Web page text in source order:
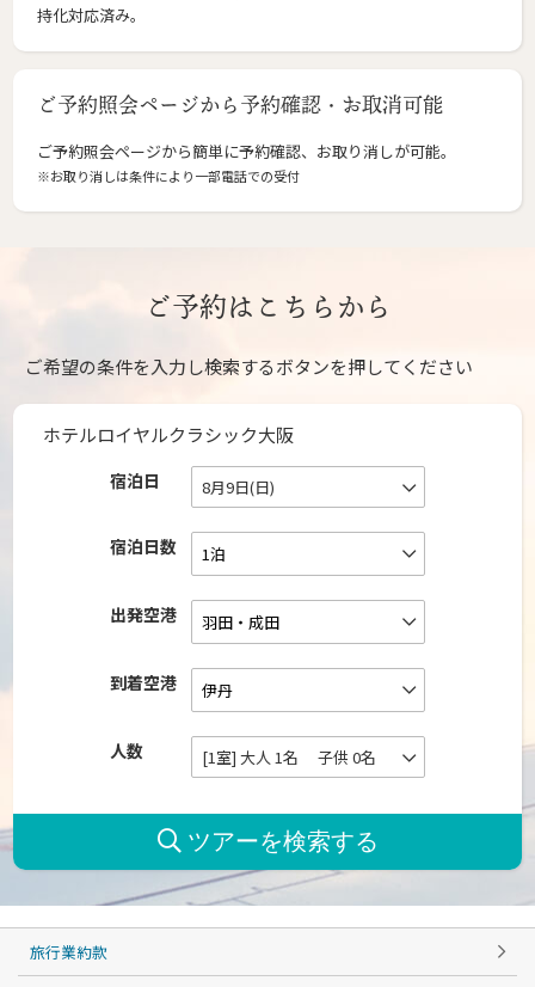
持化対応済み。
ご予約照会ページから予約確認・お取消可能
ご予約照会ページから簡単に予約確認、お取り消しが可能。
※お取り消しは条件により一部電話での受付
ご予約はこちらから
ご希望の条件を入力し検索するボタンを押してください
ホテルロイヤルクラシック大阪
宿泊日 8月9日(日)
宿泊日数
出発空港
到着空港
人数 [1室] 大人 1名 子供 0名
旅行業約款